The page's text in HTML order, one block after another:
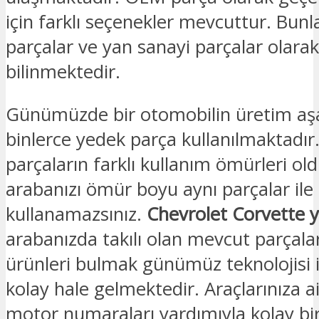
için farklı seçenekler mevcuttur.
parçalar ve yan sanayi parçalar olarak
bilinmektedir.
Günümüzde bir otomobilin üretim
binlerce yedek parça
parçaların farklı kullanım ömürleri
arabanızı ömür boyu aynı parçalar ile
kullanamazsınız. Chevrolet Corvette
arabanızda takılı olan mevcut
ürünleri bulmak günümüz teknolojisi
kolay hale gelmektedir. Araçlarınıza
motor numaraları yardımıyla kolay